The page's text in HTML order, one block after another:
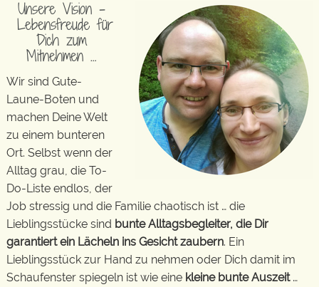
Unsere Vision –
Lebensfreude für
Dich zum
Mitnehmen …
Wir sind Gute-
Laune-Boten und
machen Deine Welt
zu einem bunteren
Ort. Selbst wenn der
Alltag grau, die To-
Do-Liste endlos, der
Job stressig und die Familie chaotisch ist … die
Lieblingsstücke sind bunte Alltagsbegleiter, die Dir
garantiert ein Lächeln ins Gesicht zaubern. Ein
Lieblingsstück zur Hand zu nehmen oder Dich damit im
Schaufenster spiegeln ist wie eine kleine bunte Auszeit…